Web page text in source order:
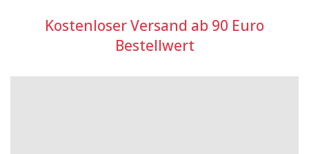
Kostenloser Versand ab 90 Euro
Bestellwert